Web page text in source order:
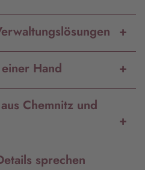
Hand
Chemnitz und
sprechen